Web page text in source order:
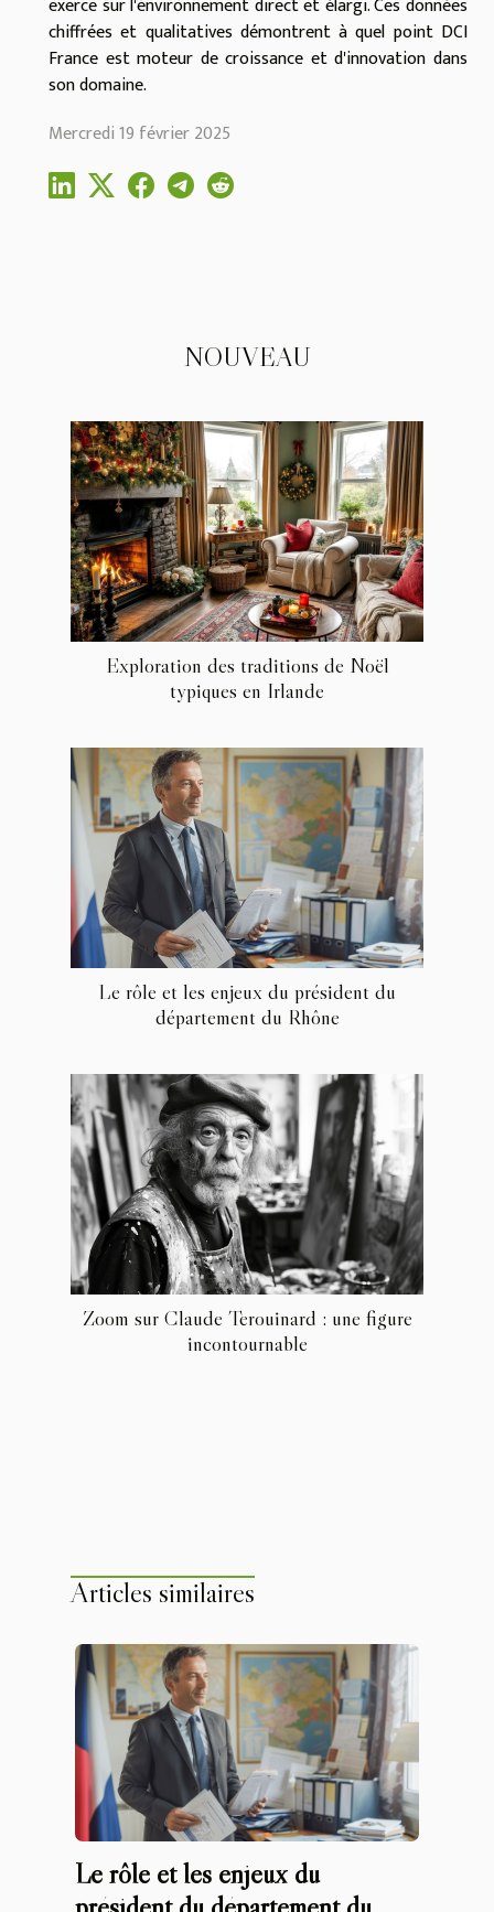
NOUVEAU
Exploration des traditions de Noël
typiques en Irlande
Le rôle et les enjeux du président du
département du Rhône
Zoom sur Claude Terouinard : une figure
incontournable
chiffrées et qualitatives démontrent à quel point DCI
France est moteur de croissance et d'innovation dans
son domaine.
Mercredi 19 février 2025
Articles similaires
Le rôle et les enjeux du